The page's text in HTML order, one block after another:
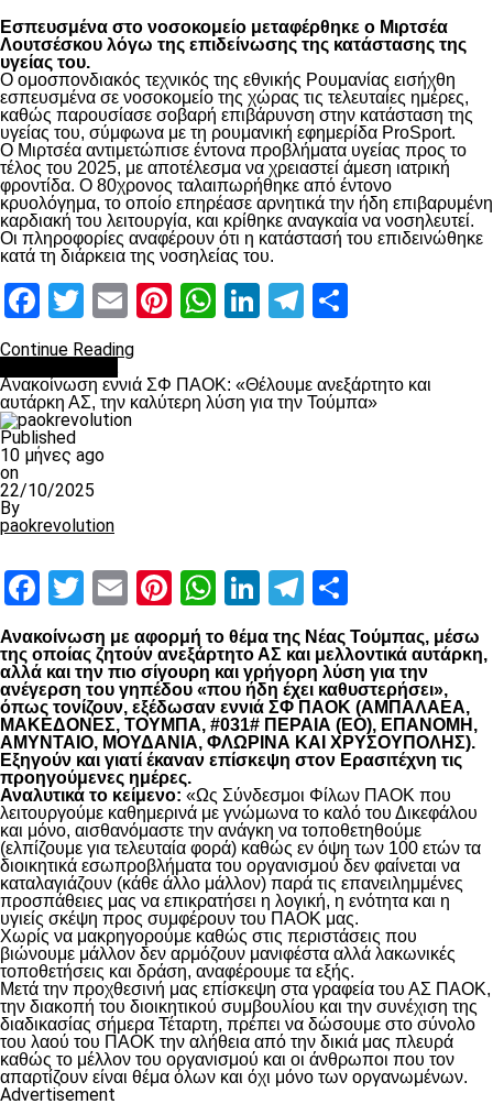
Εσπευσμένα στο νοσοκομείο μεταφέρθηκε ο Μιρτσέα
Λουτσέσκου λόγω της επιδείνωσης της κατάστασης της
υγείας του.
Ο ομοσπονδιακός τεχνικός της εθνικής Ρουμανίας εισήχθη
εσπευσμένα σε νοσοκομείο της χώρας τις τελευταίες ημέρες,
καθώς παρουσίασε σοβαρή επιβάρυνση στην κατάσταση της
υγείας του, σύμφωνα με τη ρουμανική εφημερίδα ProSport.
Ο Μιρτσέα αντιμετώπισε έντονα προβλήματα υγείας προς το
τέλος του 2025, με αποτέλεσμα να χρειαστεί άμεση ιατρική
φροντίδα. Ο 80χρονος ταλαιπωρήθηκε από έντονο
κρυολόγημα, το οποίο επηρέασε αρνητικά την ήδη επιβαρυμένη
καρδιακή του λειτουργία, και κρίθηκε αναγκαία να νοσηλευτεί.
Οι πληροφορίες αναφέρουν ότι η κατάστασή του επιδεινώθηκε
κατά τη διάρκεια της νοσηλείας του.
Facebook
Twitter
EmailPinterest
WhatsApp
LinkedIn
Telegram
Continue Reading
Ανακοίνωση εννιά ΣΦ ΠΑΟΚ: «Θέλουμε ανεξάρτητο και
αυτάρκη ΑΣ, την καλύτερη λύση για την Τούμπα»
Published
10 μήνες ago
on
22/10/2025
By
paokrevolution
Facebook
Twitter
EmailPinterest
WhatsApp
LinkedIn
Telegram
Ανακοίνωση με αφορμή το θέμα της Νέας Τούμπας, μέσω
της οποίας ζητούν ανεξάρτητο ΑΣ και μελλοντικά αυτάρκη,
αλλά και την πιο σίγουρη και γρήγορη λύση για την
ανέγερση του γηπέδου «που ήδη έχει καθυστερήσει»,
όπως τονίζουν, εξέδωσαν εννιά ΣΦ ΠΑΟΚ (ΑΜΠΑΛΑΕΑ,
ΜΑΚΕΔΟΝΕΣ, ΤΟΥΜΠΑ, #031# ΠΕΡΑΙΑ (ΕΟ), ΕΠΑΝΟΜΗ,
ΑΜΥΝΤΑΙΟ, ΜΟΥΔΑΝΙΑ, ΦΛΩΡΙΝΑ ΚΑΙ ΧΡΥΣΟΥΠΟΛΗΣ).
Εξηγούν και γιατί έκαναν επίσκεψη στον Ερασιτέχνη τις
προηγούμενες ημέρες.
Αναλυτικά το κείμενο: «Ως Σύνδεσμοι Φίλων ΠΑΟΚ που
λειτουργούμε καθημερινά με γνώμωνα το καλό του Δικεφάλου
και μόνο, αισθανόμαστε την ανάγκη να τοποθετηθούμε
(ελπίζουμε για τελευταία φορά) καθώς εν όψη των 100 ετών τα
διοικητικά εσωπροβλήματα του οργανισμού δεν φαίνεται να
καταλαγιάζουν (κάθε άλλο μάλλον) παρά τις επανειλημμένες
προσπάθειες μας να επικρατήσει η λογική, η ενότητα και η
υγιείς σκέψη προς συμφέρουν του ΠΑΟΚ μας.
Χωρίς να μακρηγορούμε καθώς στις περιστάσεις που
βιώνουμε μάλλον δεν αρμόζουν μανιφέστα αλλά λακωνικές
τοποθετήσεις και δράση, αναφέρουμε τα εξής.
Μετά την προχθεσινή μας επίσκεψη στα γραφεία του ΑΣ ΠΑΟΚ,
την διακοπή του διοικητικού συμβουλίου και την συνέχιση της
διαδικασίας σήμερα Τέταρτη, πρέπει να δώσουμε στο σύνολο
του λαού του ΠΑΟΚ την αλήθεια από την δικιά μας πλευρά
καθώς το μέλλον του οργανισμού και οι άνθρωποι που τον
απαρτίζουν είναι θέμα όλων και όχι μόνο των οργανωμένων.
Advertisement